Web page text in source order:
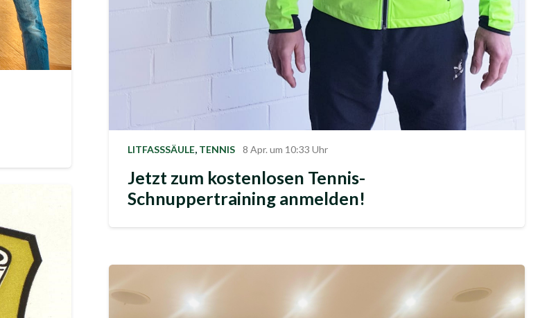
LITFASSSÄULE, TENNIS 8 Apr. um 10:33 Uhr
Jetzt zum kostenlosen Tennis-
Schnuppertraining anmelden!